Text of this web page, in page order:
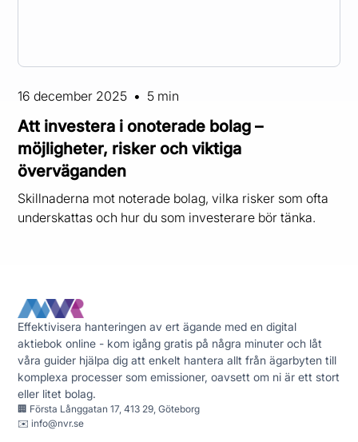
16 december 2025 • 5 min
Att investera i onoterade bolag –
möjligheter, risker och viktiga
överväganden
Skillnaderna mot noterade bolag, vilka risker som ofta
underskattas och hur du som investerare bör tänka.
Effektivisera hanteringen av ert ägande med en digital
aktiebok online - kom igång gratis på några minuter och låt
våra guider hjälpa dig att enkelt hantera allt från ägarbyten till
komplexa processer som emissioner, oavsett om ni är ett stort
eller litet bolag.
🏢 Första Långgatan 17, 413 29, Göteborg
✉️info@nvr.se